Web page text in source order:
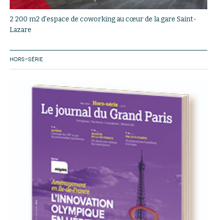
2 200 m2 d'espace de coworking au cœur de la gare Saint-
Lazare
HORS-SÉRIE